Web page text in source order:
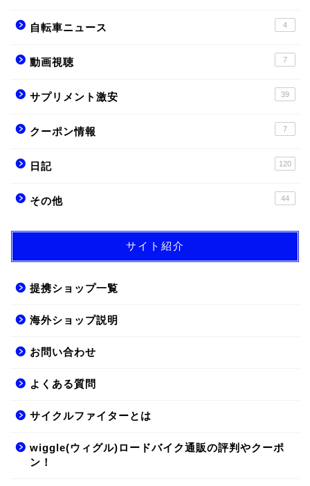
自転車ニュース 4
動画視聴 7
サプリメント激安 39
クーポン情報 7
日記 120
その他 44
サイト紹介
提携ショップ一覧
海外ショップ説明
お問い合わせ
よくある質問
サイクルファイターとは
wiggle(ウィグル)ロードバイク通販の評判やクーポ
ン！